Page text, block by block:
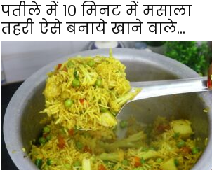
पतीले में 10 मिनट में मसाला
तहरी ऐसे बनाये खाने वाले...